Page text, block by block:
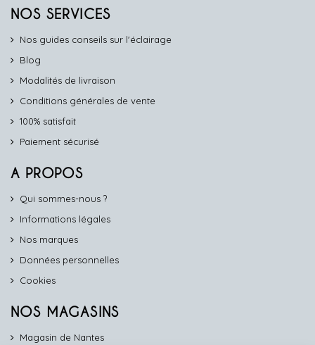
NOS SERVICES
Nos guides conseils sur l'éclairage
Blog
Modalités de livraison
Conditions générales de vente
100% satisfait
Paiement sécurisé
A PROPOS
Qui sommes-nous ?
Informations légales
Nos marques
Données personnelles
Cookies
NOS MAGASINS
Magasin de Nantes